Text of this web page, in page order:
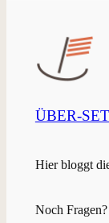
ÜBER-
Hier bloggt
Noch Fragen?